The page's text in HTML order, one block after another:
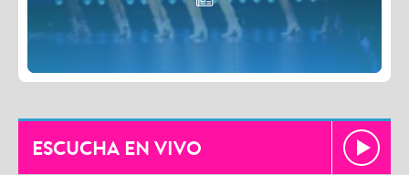
ESCUCHA EN VIVO